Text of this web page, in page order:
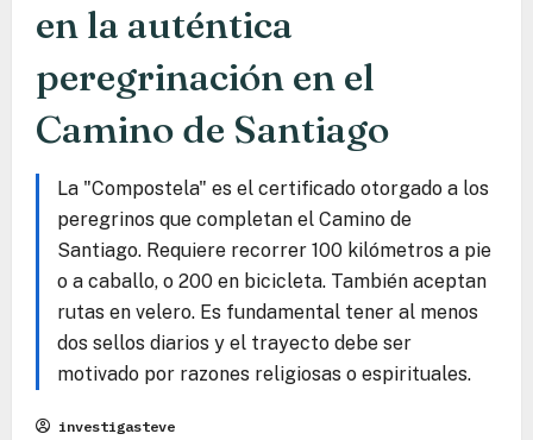
en la auténtica
peregrinación en el
Camino de Santiago
La "Compostela" es el certificado otorgado a los
peregrinos que completan el Camino de
Santiago. Requiere recorrer 100 kilómetros a pie
o a caballo, o 200 en bicicleta. También aceptan
rutas en velero. Es fundamental tener al menos
dos sellos diarios y el trayecto debe ser
motivado por razones religiosas o espirituales.
investigasteve